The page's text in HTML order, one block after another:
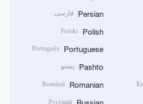
Persian فارسی
Polish
Polski
Portuguese
Português
Pashto پښتو
Romanian
Română
Русский